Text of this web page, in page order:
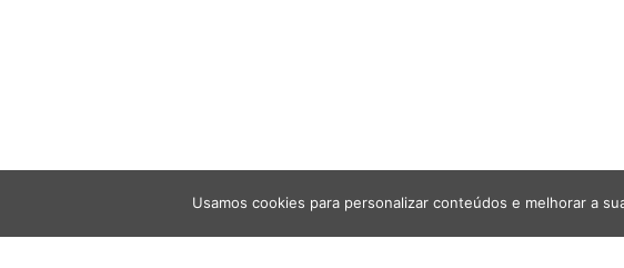
Usamos cookies para personalizar conteúdos e melhorar a